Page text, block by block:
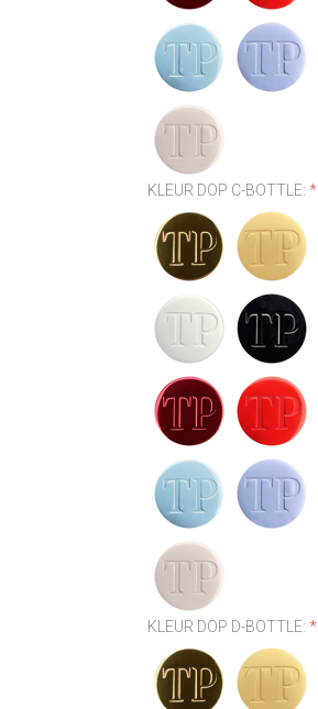
KLEUR DOP C-BOTTLE:*
KLEUR DOP D-BOTTLE:*